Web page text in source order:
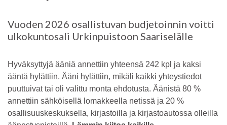
Vuoden 2026 osallistuvan budjetoinnin voitti
ulkokuntosali Urkinpuistoon Saariselälle
Hyväksyttyjä ääniä annettiin yhteensä 242 kpl ja kaksi
ääntä hylättiin. Ääni hylättiin, mikäli kaikki yhteystiedot
puuttuivat tai oli valittu monta ehdotusta. Äänistä 80 %
annettiin sähköisellä lomakkeella netissä ja 20 %
osallisuuskeskuksella, kirjastoilla ja kirjastoautossa olleilla